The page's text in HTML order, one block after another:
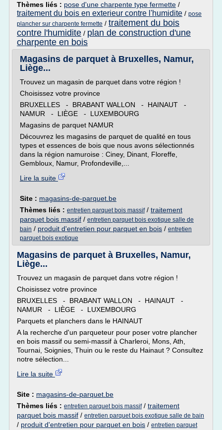
Thèmes liés : pose d'une charpente type fermette /
traitement du bois en exterieur contre l'humidite / pose
plancher sur charpente fermette / traitement du bois
contre l'humidite / plan de construction d'une
charpente en bois
Magasins de parquet à Bruxelles, Namur,
Liège...
Trouvez un magasin de parquet dans votre région !
Choisissez votre province
BRUXELLES - BRABANT WALLON - HAINAUT -
NAMUR - LIÈGE - LUXEMBOURG
Magasins de parquet NAMUR
Découvrez les magasins de parquet de qualité en tous
types et essences de bois que nous avons sélectionnés
dans la région namuroise : Ciney, Dinant, Floreffe,
Gembloux, Namur, Profondeville,...
Lire la suite
Site : magasins-de-parquet.be
Thèmes liés : entretien parquet bois massif/ traitement
parquet bois massif / entretien parquet bois exotique salle de
bain / produit d'entretien pour parquet en bois / entretien
parquet bois exotique
Magasins de parquet à Bruxelles, Namur,
Liège...
Trouvez un magasin de parquet dans votre région !
Choisissez votre province
BRUXELLES - BRABANT WALLON - HAINAUT -
NAMUR - LIÈGE - LUXEMBOURG
Parquets et planchers dans le HAINAUT
A la recherche d'un parqueteur pour poser votre plancher
en bois massif ou semi-massif à Charleroi, Mons, Ath,
Tournai, Soignies, Thuin ou le reste du Hainaut ? Consultez
notre sélection...
Lire la suite
Site : magasins-de-parquet.be
Thèmes liés : entretien parquet bois massif/ traitement
parquet bois massif / entretien parquet bois exotique salle de bain
/ produit d'entretien pour parquet en bois / entretien parquet